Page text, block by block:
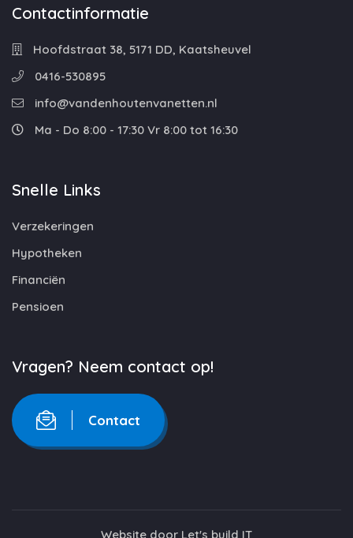
Contactinformatie
Hoofdstraat 38, 5171 DD, Kaatsheuvel
0416-530895
info@vandenhoutenvanetten.nl
Ma - Do 8:00 - 17:30 Vr 8:00 tot 16:30
Snelle Links
Verzekeringen
Hypotheken
Financiën
Pensioen
Vragen? Neem contact op!
Contact
Website door Let's build IT